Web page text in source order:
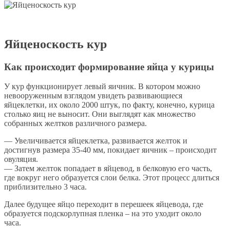
Яйценоскость кур
Как происходит формирование яйца у курицы
У кур функционирует левый яичник. В котором можно
невооруженным взглядом увидеть развивающиеся
яйцеклетки, их около 2000 штук, по факту, конечно, курица
столько яиц не выносит. Они выглядят как множество
собранных желтков различного размера.
— Увеличивается яйцеклетка, развивается желток и
достигнув размера 35-40 мм, покидает яичник – происходит
овуляция.
— Затем желток попадает в яйцевод, в белковую его часть,
где вокруг него образуется слои белка. Этот процесс длиться
приблизительно 3 часа.
Далее будущее яйцо переходит в перешеек яйцевода, где
образуется подскорлупная пленка – на это уходит около
часа.